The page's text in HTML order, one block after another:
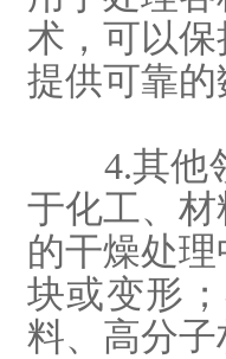
术，可以
提供可靠
4.其他
于化工、
的干燥处
块或变形
料、高分